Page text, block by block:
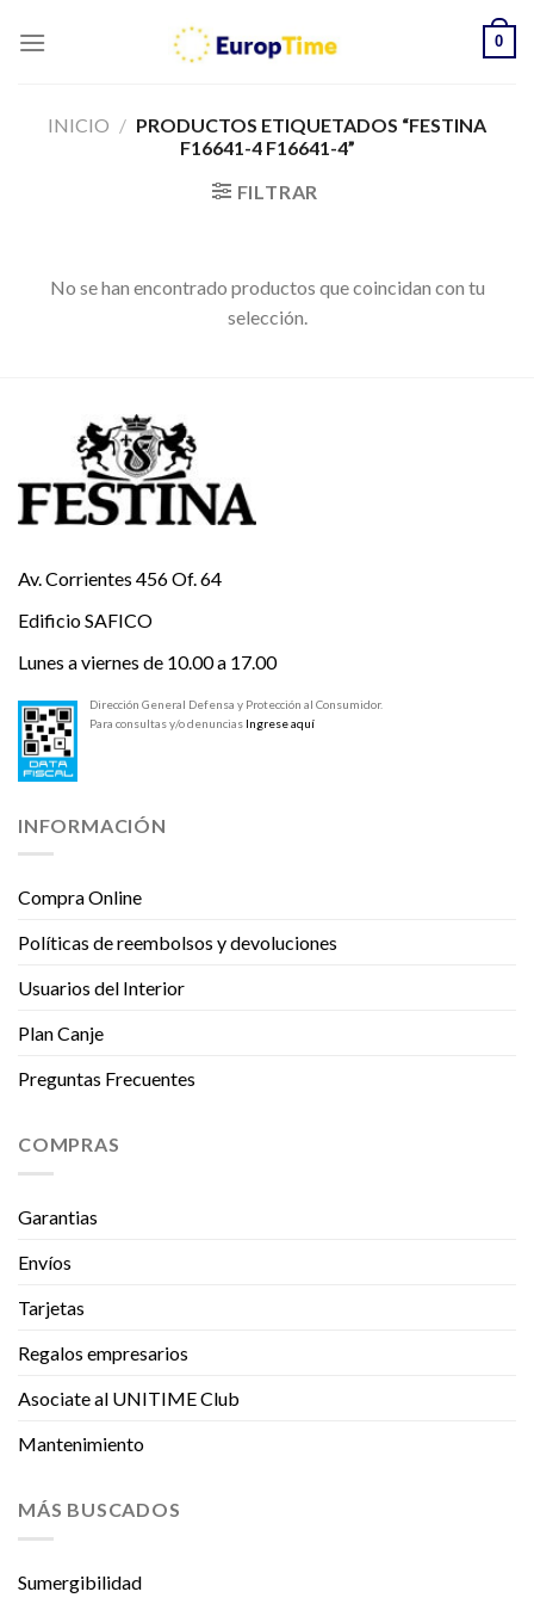
0
INICIO / PRODUCTOS ETIQUETADOS “FESTINA
F16641-4 F16641-4”
FILTRAR
No se han encontrado productos que coincidan con tu
selección.
Av. Corrientes 456 Of. 64
Edificio SAFICO
Lunes a viernes de 10.00 a 17.00
Dirección General Defensa y Protección al Consumidor.
Para consultas y/o denuncias Ingrese aquí
INFORMACIÓN
Compra Online
Políticas de reembolsos y devoluciones
Usuarios del Interior
Plan Canje
Preguntas Frecuentes
COMPRAS
Garantias
Envíos
Tarjetas
Regalos empresarios
Asociate al UNITIME Club
Mantenimiento
MÁS BUSCADOS
Sumergibilidad